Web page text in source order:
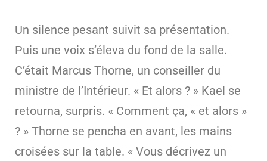
Un silence pesant suivit sa présentation.
Puis une voix s’éleva du fond de la salle.
C’était Marcus Thorne, un conseiller du
ministre de l’Intérieur. « Et alors ? » Kael se
retourna, surpris. « Comment ça, « et alors »
? » Thorne se pencha en avant, les mains
croisées sur la table. « Vous décrivez un